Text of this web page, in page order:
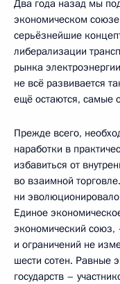
Два года назад мы
экономическом
серьёзнейшие
либерализации
рынка
не всё развивается
ещё остаются, самые
Прежде всего,
наработки в
избавиться от
во взаимной
ни
Единое
экономический союз,
и ограничений не
шести сотен. Равные
государств –